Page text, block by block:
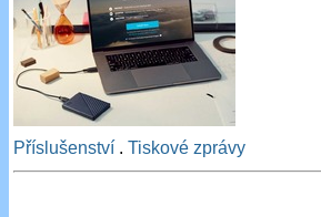
Příslušenství .Tiskové zprávy